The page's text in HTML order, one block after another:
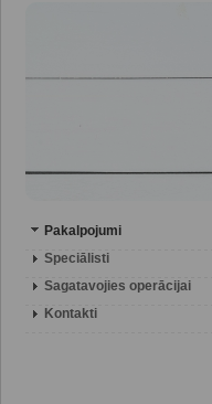
Pakalpojumi
Speciālisti
Sagatavojies operācijai
Kontakti